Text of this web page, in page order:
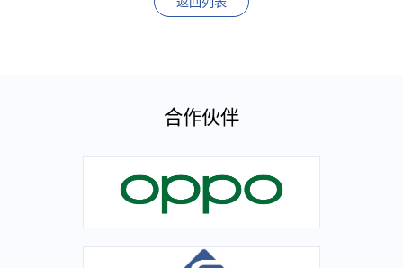
合作伙伴